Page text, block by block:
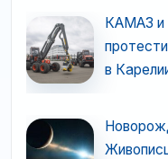
КАМАЗ и
в